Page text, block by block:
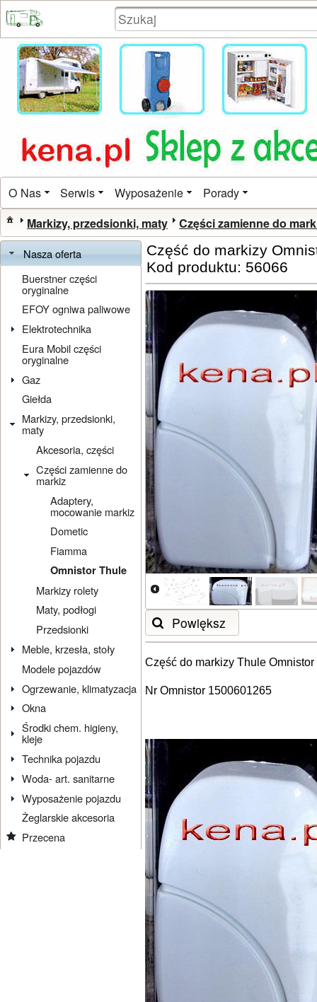
O Nas Serwis Wyposażenie Porady
Markizy, przedsionki, maty Części zamienne do
Nasza oferta
Buerstner części
oryginalne
EFOY ogniwa paliwowe
Elektrotechnika
Eura Mobil części
oryginalne
Gaz
Giełda
Markizy, przedsionki,
maty
Akcesoria, części
Części zamienne do
markiz
Adaptery,
mocowanie markiz
Dometic
Fiamma
Omnistor Thule
Markizy rolety
Maty, podłogi
Przedsionki
Meble, krzesła, stoły
Modele pojazdów
Ogrzewanie, klimatyzacja
Okna
Środki chem. higieny,
kleje
Technika pojazdu
Woda- art. sanitarne
Wyposażenie pojazdu
Żeglarskie akcesoria
Przecena
Część do markizy
Kod produktu: 56066
Powiększ
Część do markizy Thule
Nr Omnistor 1500601265